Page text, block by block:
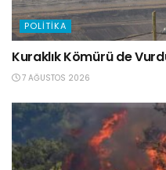
POLITIKA
Kuraklık Kömürü de
7 AĞUSTOS 2026